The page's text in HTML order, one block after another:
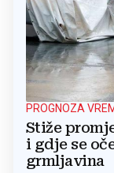
PROGNOZA
Stiže
i gdje se
grmljavina